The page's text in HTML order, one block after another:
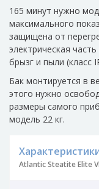
165 минут нужно
максимального
защищена от
электрическая
брызг и пыли (класс
Бак монтируется в
этого нужно
размеры самого
модель 22 кг.
Atlantic Steatite Elite